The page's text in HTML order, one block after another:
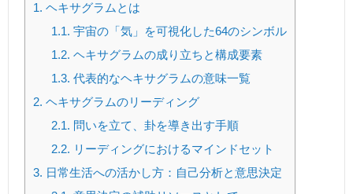
1. ヘキサグラムとは
1.1. 宇宙の「気」を可視化した64のシンボル
1.2. ヘキサグラムの成り立ちと構成要素
1.3. 代表的なヘキサグラムの意味一覧
2. ヘキサグラムのリーディング
2.1. 問いを立て、卦を導き出す手順
2.2. リーディングにおけるマインドセット
3. 日常生活への活かし方：自己分析と意思決定